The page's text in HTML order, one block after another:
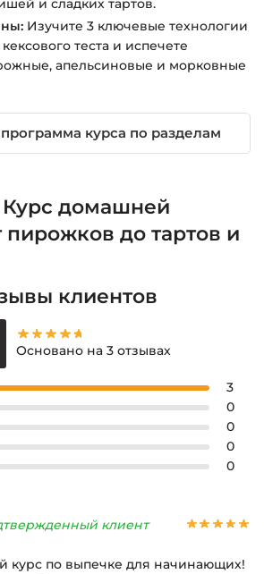
и сладких тартов.
Изучите 3 ключевые технологии
теста и испечете
апельсиновые и морковные
курса по разделам
Курс домашней
пирожков до тартов и
клиентов
Основано на 3 отзывах
3
0
0
0
0
клиент
курс по выпечке для начинающих!